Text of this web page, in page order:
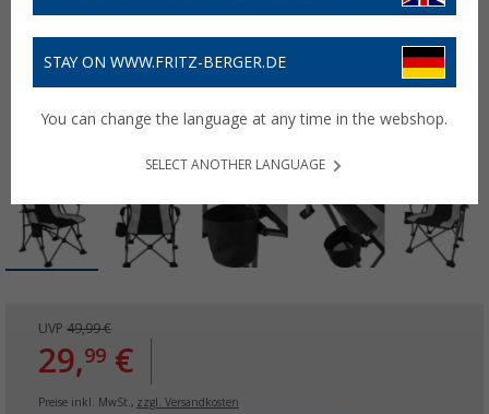
UVP 49,99 €
29,99 €
Preise inkl. MwSt., zzgl. Versandkosten
STAY ON WWW.FRITZ-BERGER.DE
You can change the language at any time in the webshop.
SELECT ANOTHER LANGUAGE